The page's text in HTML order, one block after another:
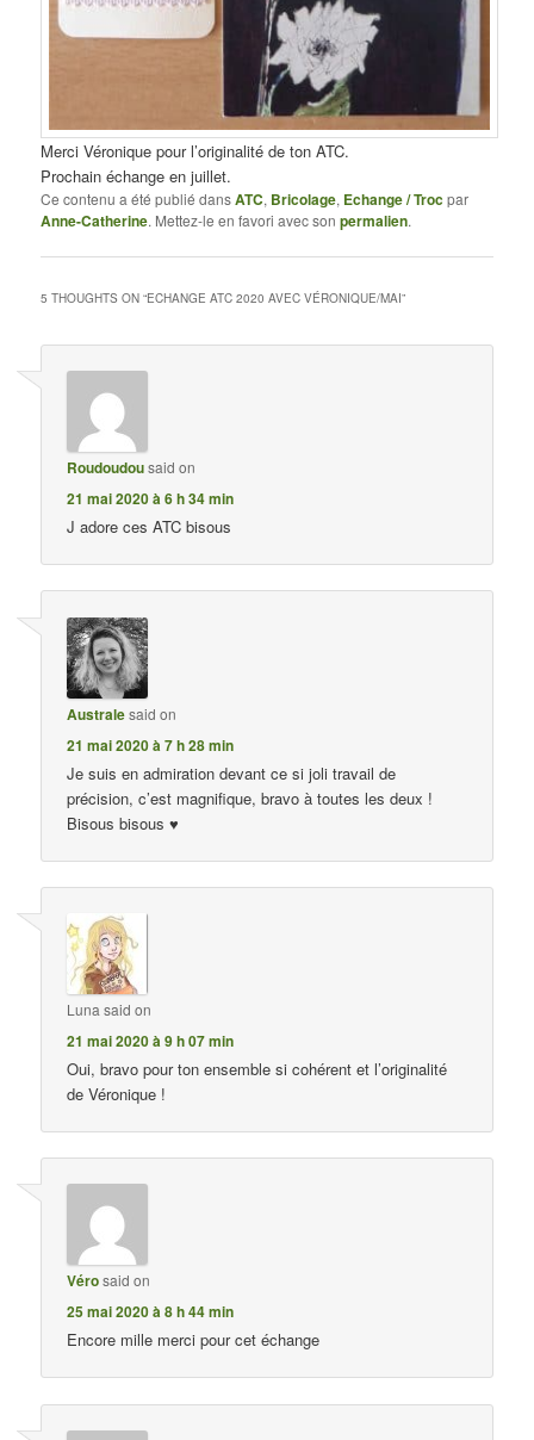
Merci Véronique pour l’originalité de ton ATC.
Prochain échange en juillet.
Ce contenu a été publié dansATC, Bricolage, Echange / Trocpar
Anne-Catherine. Mettez-le en favori avec sonpermalien.
5 THOUGHTS ON “ECHANGE ATC 2020 AVEC VÉRONIQUE/MAI”
Roudoudousaid on
21 mai 2020 à 6 h 34 min
J adore ces ATC bisous
Australesaid on
21 mai 2020 à 7 h 28 min
Je suis en admiration devant ce si joli travail de
précision, c’est magnifique, bravo à toutes les deux !
Bisous bisous ♥
Luna said on
21 mai 2020 à 9 h 07 min
Oui, bravo pour ton ensemble si cohérent et l’originalité
de Véronique !
Vérosaid on
25 mai 2020 à 8 h 44 min
Encore mille merci pour cet échange